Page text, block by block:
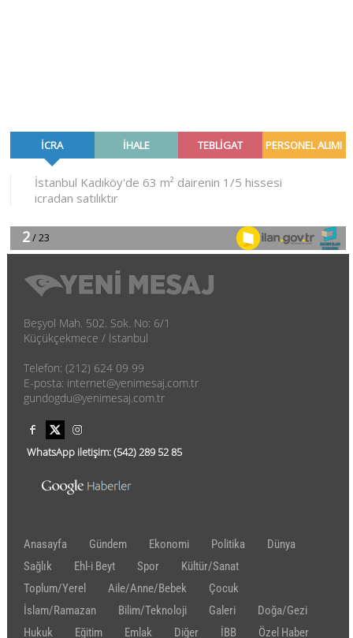
Beşyol Mah. 502. Sok. No: 6/1
Küçükçekmece / İstanbul
Telefon: (212) 624 09 99
E-posta: internet@yenimesaj.com.tr
gundogdu@yenimesaj.com.tr
WhatsApp iletişim:(542)289 52 85
Anasayfa Gündem Ekonomi Politika
Dünya
Sağlık
Ehl-i Beyt Spor
Kültür/Sanat
Toplum/Yerel
Aile/Anne/Bebek
Çocuk
İslam/Ramazan
Bilim/Teknoloji Galeri
Doğa/Gezi
Hukuk
Eğitim Emlak Diğer İBB Özel Haber